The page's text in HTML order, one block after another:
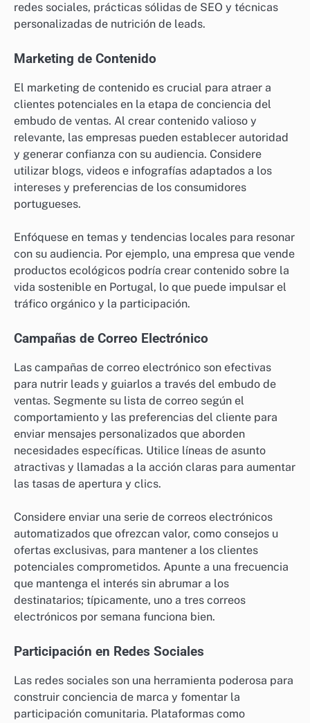
redes sociales, prácticas sólidas de SEO y técnicas
personalizadas de nutrición de leads.
Marketing de Contenido
El marketing de contenido es crucial para atraer a
clientes potenciales en la etapa de conciencia del
embudo de ventas. Al crear contenido valioso y
relevante, las empresas pueden establecer autoridad
y generar confianza con su audiencia. Considere
utilizar blogs, videos e infografías adaptados a los
intereses y preferencias de los consumidores
portugueses.
Enfóquese en temas y tendencias locales para resonar
con su audiencia. Por ejemplo, una empresa que vende
productos ecológicos podría crear contenido sobre la
vida sostenible en Portugal, lo que puede impulsar el
tráfico orgánico y la participación.
Campañas de Correo Electrónico
Las campañas de correo electrónico son efectivas
para nutrir leads y guiarlos a través del embudo de
ventas. Segmente su lista de correo según el
comportamiento y las preferencias del cliente para
enviar mensajes personalizados que aborden
necesidades específicas. Utilice líneas de asunto
atractivas y llamadas a la acción claras para aumentar
las tasas de apertura y clics.
Considere enviar una serie de correos electrónicos
automatizados que ofrezcan valor, como consejos u
ofertas exclusivas, para mantener a los clientes
potenciales comprometidos. Apunte a una frecuencia
que mantenga el interés sin abrumar a los
destinatarios; típicamente, uno a tres correos
electrónicos por semana funciona bien.
Participación en Redes Sociales
Las redes sociales son una herramienta poderosa para
construir conciencia de marca y fomentar la
participación comunitaria. Plataformas como